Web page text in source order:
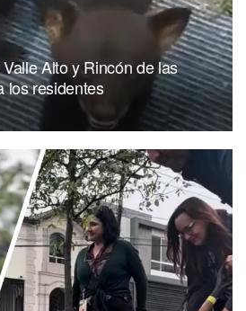
Alto y Rincón de las
los residentes